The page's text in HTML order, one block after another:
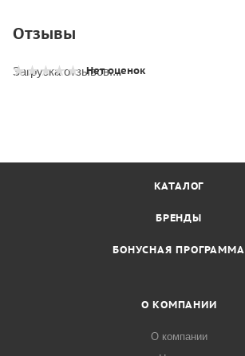
Отзывы
Нет оценок
Загрузка отзывов...
КАТАЛОГ
БРЕНДЫ
БОНУСНАЯ ПРОГРАММА
О КОМПАНИИ
О компании